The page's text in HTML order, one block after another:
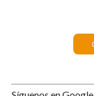
una situación
publicada esta